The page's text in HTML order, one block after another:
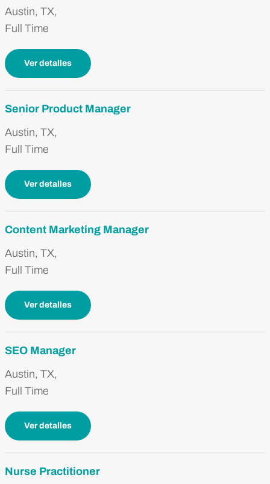
Austin, TX,
Full Time
Ver detalles
Senior Product Manager
Austin, TX,
Full Time
Ver detalles
Content Marketing Manager
Austin, TX,
Full Time
Ver detalles
SEO Manager
Austin, TX,
Full Time
Ver detalles
Nurse Practitioner